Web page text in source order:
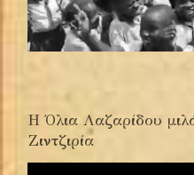
Η Όλια Λαζαρίδου
Ζιντζιρία